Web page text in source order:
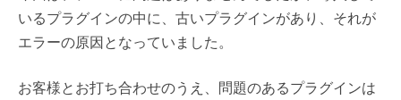
いるプラグインの中に、古いプラグインがあり、それが
エラーの原因となっていました。
お客様とお打ち合わせのうえ、問題のあるプラグインは